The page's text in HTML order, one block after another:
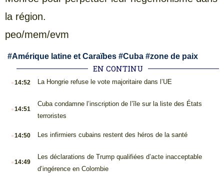
la région.
peo/mem/evm
#Amérique latine et Caraïbes #Cuba #zone de paix
EN CONTINU
.14:52 La Hongrie refuse le vote majoritaire dans l’UE
.14:51
Cuba condamne l’inscription de l’île sur la liste des États
terroristes
.14:50 Les infirmiers cubains restent des héros de la santé
.14:49
Les déclarations de Trump qualifiées d’acte inacceptable
d’ingérence en Colombie